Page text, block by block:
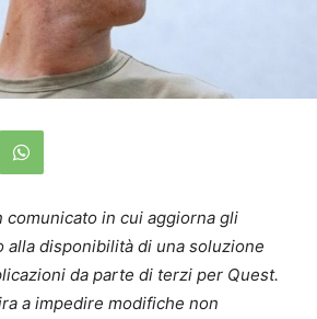
comunicato in cui aggiorna gli
disponibilità di una soluzione
da parte di terzi per Quest.
a impedire modifiche non